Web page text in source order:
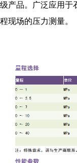
级产品。广泛应用于
程现场的压力测量。